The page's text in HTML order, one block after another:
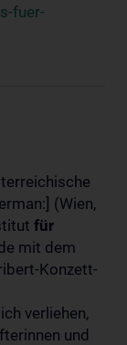
fuer-
(Wien,
für
mit dem
Konzett-
verliehen,
und